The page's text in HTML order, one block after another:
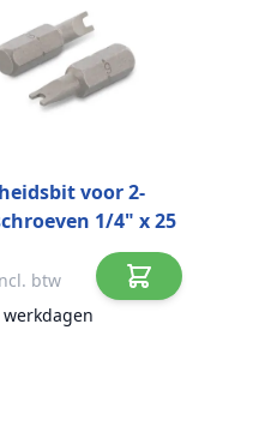
voor 2-
1/4" x 25
9109 CV-steel
stuks)
btw
werkdagen